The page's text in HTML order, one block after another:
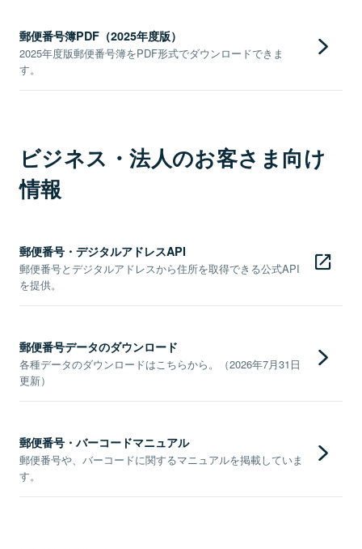
郵便番号簿PDF（2025年度版）
2025年度版郵便番号簿をPDF形式でダウンロードできま
す。
ビジネス・法人のお客さま向け
情報
郵便番号・デジタルアドレスAPI
郵便番号とデジタルアドレスから住所を取得できる公式API
を提供。
郵便番号データのダウンロード
各種データのダウンロードはこちらから。（2026年7月31日
更新）
郵便番号・バーコードマニュアル
郵便番号や、バーコードに関するマニュアルを掲載していま
す。